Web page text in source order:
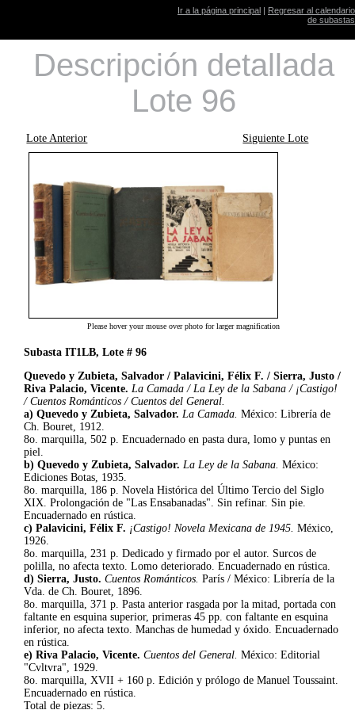
Ir a la página principal | Regresar al calendario
de subastas
Descripción detallada
Lote 96
Lote Anterior Siguiente Lote
Please hover your mouse over photo for larger magnification
Subasta IT1LB, Lote # 96
Quevedo y Zubieta, Salvador / Palavicini, Félix F. / Sierra, Justo /
Riva Palacio, Vicente. La Camada / La Ley de la Sabana / ¡Castigo!
/ Cuentos Románticos / Cuentos del General.
a) Quevedo y Zubieta, Salvador. La Camada.México: Librería de
Ch. Bouret, 1912.
8o. marquilla, 502 p. Encuadernado en pasta dura, lomo y puntas en
piel.
b) Quevedo y Zubieta, Salvador. La Ley de la Sabana.México:
Ediciones Botas, 1935.
8o. marquilla, 186 p. Novela Histórica del Último Tercio del Siglo
XIX. Prolongación de "Las Ensabanadas". Sin refinar. Sin pie.
Encuadernado en rústica.
c) Palavicini, Félix F. ¡Castigo! Novela Mexicana de 1945.México,
1926.
8o. marquilla, 231 p. Dedicado y firmado por el autor. Surcos de
polilla, no afecta texto. Lomo deteriorado. Encuadernado en rústica.
d) Sierra, Justo. Cuentos Románticos.París / México: Librería de la
Vda. de Ch. Bouret, 1896.
8o. marquilla, 371 p. Pasta anterior rasgada por la mitad, portada con
faltante en esquina superior, primeras 45 pp. con faltante en esquina
inferior, no afecta texto. Manchas de humedad y óxido. Encuadernado
en rústica.
e) Riva Palacio, Vicente. Cuentos del General.México: Editorial
"Cvltvra", 1929.
8o. marquilla, XVII + 160 p. Edición y prólogo de Manuel Toussaint.
Encuadernado en rústica.
Total de piezas: 5.